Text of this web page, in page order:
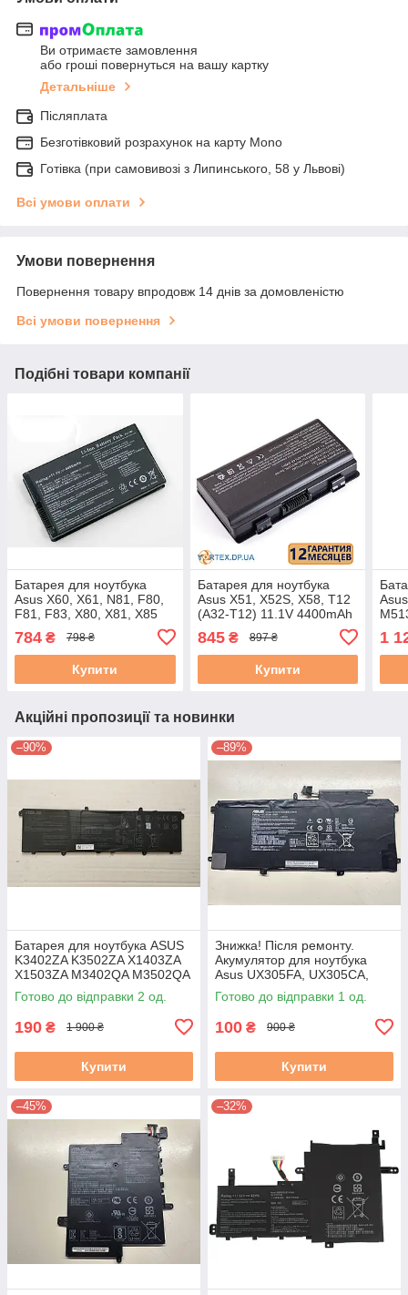
Ви отримаєте замовлення
або гроші повернуться на вашу картку
Детальніше
Післяплата
Безготівковий розрахунок на карту Mono
Готівка (при самовивозі з Липинського, 58 у Львові)
Всі умови оплати
Умови повернення
Повернення товару впродовж 14 днів за домовленістю
Всі умови повернення
Подібні товари компанії
Батарея для ноутбука
Asus X60, X61, N81, F80,
F81, F83, X80, X81, X85
(A32-F80) 11.1V 4400mAh
784 ₴ 798 ₴
Купити
Батарея для ноутбука
Asus X51, X52S, X58, T12
(A32-T12) 11.1V 4400mAh
845₴ 897 ₴
Купити
1
Акційні пропозиції та новинки
–90%
Батарея для ноутбука ASUS
K3402ZA K3502ZA X1403ZA
X1503ZA M3402QA M3502QA
S5402ZA S5602ZA
(C31N2105) б/у #
Готово до відправки 2 од.
190 ₴ 1 900 ₴
Купити
–89%
Знижка! Після ремонту.
Акумулятор для ноутбука
Asus UX305FA, UX305CA,
UX305L series C31N1411
45Wh Знос 21–30%
Готово до відправки 1 од.
100 ₴ 900 ₴
Купити
–45% –32%